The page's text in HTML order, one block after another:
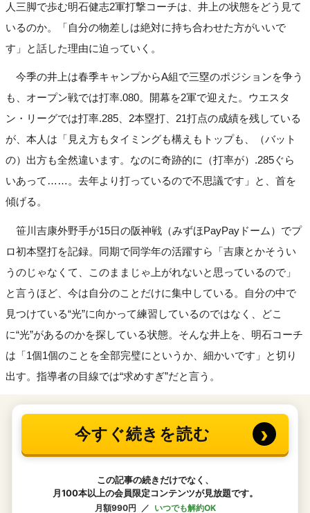
人三脚で歩む明石健志2軍打撃コーチは、井上の状態をどう見て
いるのか。「自分の物差しは絶対に持ち合わせた方がいいで
す」と話した理由に迫っていく。
今季の井上は春季キャンプからA組で三塁のポジションを争う
も、オープン戦では打率.080。開幕を2軍で迎えた。ウエスタ
ン・リーグでは打率.285、2本塁打、21打点の成績を残している
が、本人は「見え方もタイミングも構えもトップも、（バット
の）出方も全然違います。なのに奇跡的に（打率が）.285ぐら
いあって……。去年より打っているので不思議です」と、首を
傾げる。
笹川吉康外野手が15日の阪神戦（みずほPayPayドーム）でプ
ロ初本塁打を記録。同期で同学年の活躍すら「吉康とかそうい
うのじゃなくて、このままじゃ上がれないと思っているので」
と言うほど、今は自分のことだけに集中している。自分の中で
見つけている“光”に向かって練習しているのではなく、どこ
に“光”があるのかを探している状態。そんな井上を、明石コーチ
は「1個1個のことを全部完璧にというか、細かいです」と切り
出す。指導者の目線では“求めすぎ”だと言う。